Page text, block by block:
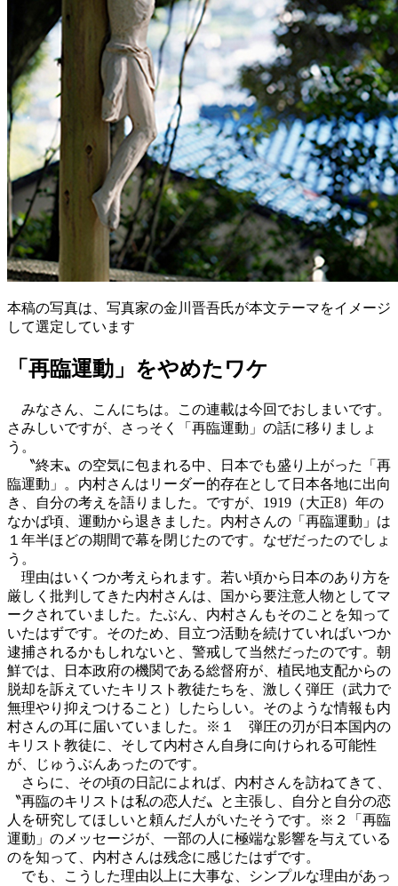
本稿の写真は、写真家の金川晋吾氏が本文テーマをイメージ
して選定しています
「再臨運動」をやめたワケ
みなさん、こんにちは。この連載は今回でおしまいです。
さみしいですが、さっそく「再臨運動」の話に移りましょ
う。
〝終末〟の空気に包まれる中、日本でも盛り上がった「再
臨運動」。内村さんはリーダー的存在として日本各地に出向
き、自分の考えを語りました。ですが、1919（大正8）年の
なかば頃、運動から退きました。内村さんの「再臨運動」は
１年半ほどの期間で幕を閉じたのです。なぜだったのでしょ
う。
理由はいくつか考えられます。若い頃から日本のあり方を
厳しく批判してきた内村さんは、国から要注意人物としてマ
ークされていました。たぶん、内村さんもそのことを知って
いたはずです。そのため、目立つ活動を続けていればいつか
逮捕されるかもしれないと、警戒して当然だったのです。朝
鮮では、日本政府の機関である総督府が、植民地支配からの
脱却を訴えていたキリスト教徒たちを、激しく弾圧（武力で
無理やり抑えつけること）したらしい。そのような情報も内
村さんの耳に届いていました。
※１
弾圧の刃が日本国内の
キリスト教徒に、そして内村さん自身に向けられる可能性
が、じゅうぶんあったのです。
さらに、その頃の日記によれば、内村さんを訪ねてきて、
〝再臨のキリストは私の恋人だ〟と主張し、自分と自分の恋
人を研究してほしいと頼んだ人がいたそうです。
※２
「再臨
運動」のメッセージが、一部の人に極端な影響を与えている
のを知って、内村さんは残念に感じたはずです。
でも、こうした理由以上に大事な、シンプルな理由があっ